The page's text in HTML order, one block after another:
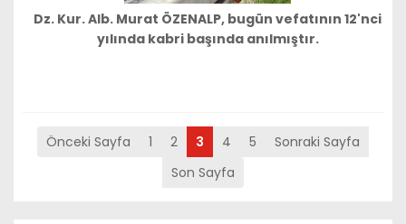
Dz. Kur. Alb. Murat ÖZENALP, bugün vefatının 12'nci
yılında kabri başında anılmıştır.
Önceki Sayfa 1 2 3 4 5
Sonraki Sayfa
Son Sayfa